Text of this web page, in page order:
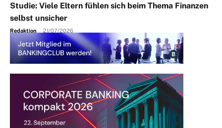
Studie: Viele Eltern fühlen sich beim Thema Finanzen
selbst unsicher
Redaktion - 21/07/2026